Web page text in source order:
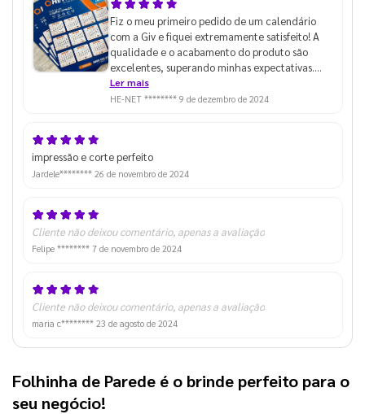
Fiz o meu primeiro pedido de um calendário
com a Giv e fiquei extremamente satisfeito! A
qualidade e o acabamento do produto são
excelentes, superando minhas expectativas.
Além disso, o pedido foi produzido e enviado de
forma muito rápida. Com certeza, recomendo a
Ler mais
HE-NET ******** 9 de dezembro de 2024
impressão e corte perfeito
Jardele******** 26 de novembro de 2024
Cliente não deixou comentário, apenas a avaliação
Felipe ******** 7 de novembro de 2024
Cliente não deixou comentário, apenas a avaliação
maria c******** 23 de agosto de 2024
Folhinha de Parede é o brinde perfeito para o
seu negócio!